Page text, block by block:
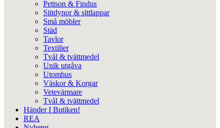
Pettson & Findus
Sittdynor & sittlappar
Små möbler
Städ
Tavlor
Textilier
Tvål & tvättmedel
Unik utgåva
Utomhus
Väskor & Korgar
Vetevärmare
Tvål & tvättmedel
Händer I Butiken!
REA